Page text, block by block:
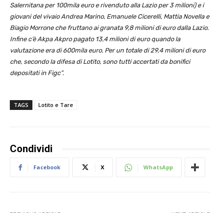
Salernitana per 100mila euro e rivenduto alla Lazio per 3 milioni) e i
giovani del vivaio Andrea Marino, Emanuele Cicerelli, Mattia Novella e
Biagio Morrone che fruttano ai granata 9,8 milioni di euro dalla Lazio.
Infine c’è Akpa Akpro pagato 13,4 milioni di euro quando la
valutazione era di 600mila euro. Per un totale di 29,4 milioni di euro
che, secondo la difesa di Lotito, sono tutti accertati da bonifici
depositati in Figc”.
TAGS Lotito e Tare
Condividi
Facebook X WhatsApp